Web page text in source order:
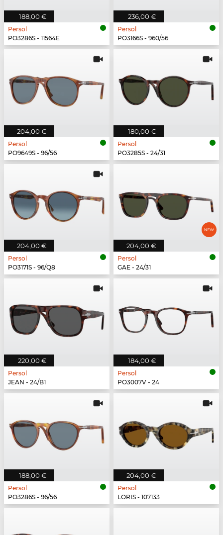
188,00 €
Persol
PO3286S - 11564E
236,00 €
Persol
PO3166S - 960/56
204,00 €
Persol
PO9649S - 96/56
180,00 €
Persol
PO3285S - 24/31
204,00 €
Persol
PO3171S - 96/Q8
204,00 €
Persol
GAE - 24/31
220,00 €
Persol
JEAN - 24/B1
184,00 €
Persol
PO3007V - 24
188,00 €
Persol
PO3286S - 96/56
204,00 €
Persol
LORIS - 107133